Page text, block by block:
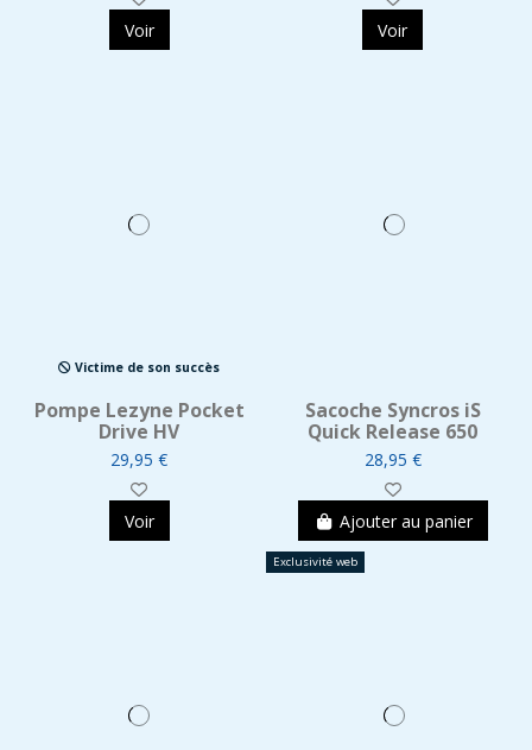
Voir Voir
Victime de son succès
Pompe Lezyne Pocket
Drive HV
29,95 €
Voir
Sacoche Syncros iS
Quick Release 650
28,95 €
Ajouter au panier
Exclusivité web